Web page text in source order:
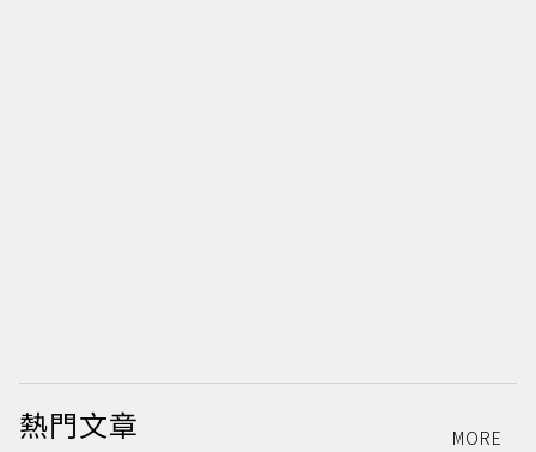
熱門文章 MORE